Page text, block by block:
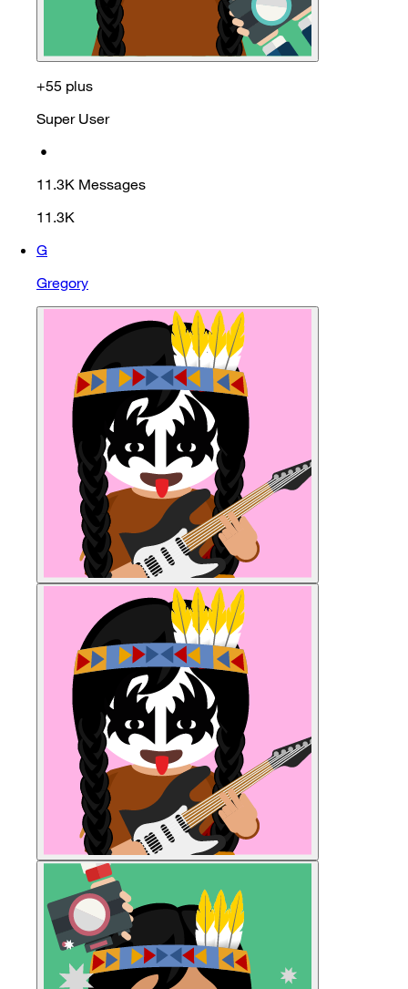
+55 plus
Super User
•
11.3K Messages
11.3K
G
Gregory